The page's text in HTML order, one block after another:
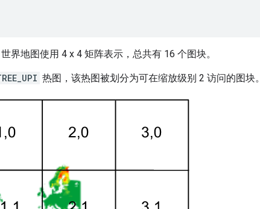
界地图使用 4 x 4 矩阵表示，总共有 16 个图块。
热图，该热图被划分为可在缩放级别 2 访问的图块。